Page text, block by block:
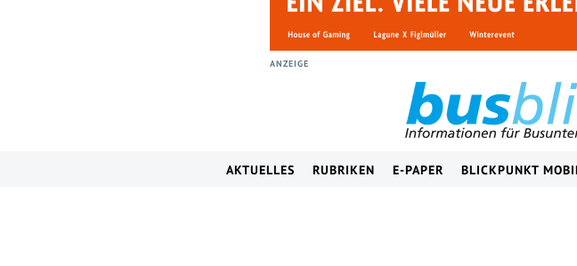
ANZEIGE
AKTUELLES RUBRIKEN E-PAPER BLICKPUNKT